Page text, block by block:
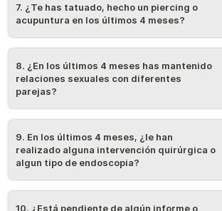
7. ¿Te has tatuado, hecho un piercing o
acupuntura en los últimos 4 meses?
8. ¿En los últimos 4 meses has mantenido
relaciones sexuales con diferentes
parejas?
9. En los últimos 4 meses, ¿le han
realizado alguna intervención quirúrgica o
algun tipo de endoscopia?
10. ¿Está pendiente de algún informe o